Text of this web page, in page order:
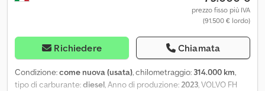
prezzo fisso più IVA
(91.500 € lordo)
Richiedere Chiamata
Condizione:come nuova (usata), chilometraggio: 314.000 km,
tipo di carburante:diesel, Anno di produzione:2023, VOLVO FH